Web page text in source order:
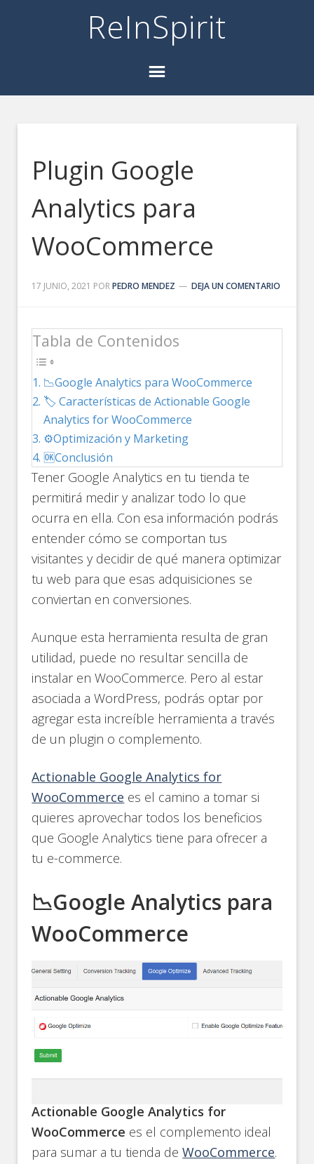
ReInSpirit
Plugin Google
Analytics para
WooCommerce
17 JUNIO, 2021 PORPEDRO MENDEZ DEJA UN COMENTARIO
Tabla de Contenidos
📉Google Analytics para WooCommerce
🏷️ Características de Actionable Google
Analytics for WooCommerce
⚙️Optimización y Marketing
🆗Conclusión
Tener Google Analytics en tu tienda te
permitirá medir y analizar todo lo que
ocurra en ella. Con esa información podrás
entender cómo se comportan tus
visitantes y decidir de qué manera optimizar
tu web para que esas adquisiciones se
conviertan en conversiones.
Aunque esta herramienta resulta de gran
utilidad, puede no resultar sencilla de
instalar en WooCommerce. Pero al estar
asociada a WordPress, podrás optar por
agregar esta increíble herramienta a través
de un plugin o complemento.
Actionable Google Analytics for
WooCommerce es el camino a tomar si
quieres aprovechar todos los beneficios
que Google Analytics tiene para ofrecer a
tu e-commerce.
📉Google Analytics para
WooCommerce
Actionable Google Analytics for
WooCommerce es el complemento ideal
para sumar a tu tienda deWooCommerce.